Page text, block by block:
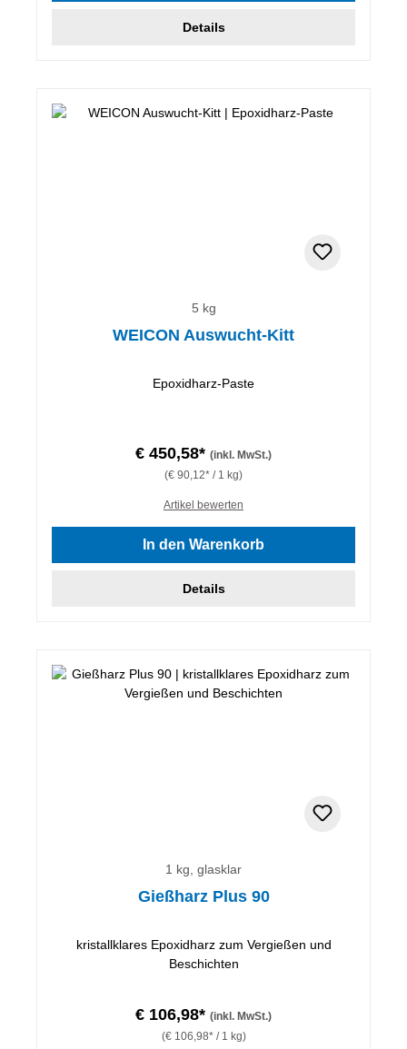
Details
5 kg
WEICON Auswucht-Kitt
Epoxidharz-Paste
€ 450,58* (inkl. MwSt.)
(€ 90,12* / 1 kg)
Artikel bewerten
In den Warenkorb
Details
1 kg, glasklar
Gießharz Plus 90
kristallklares Epoxidharz zum Vergießen und
Beschichten
€ 106,98* (inkl. MwSt.)
(€ 106,98* / 1 kg)